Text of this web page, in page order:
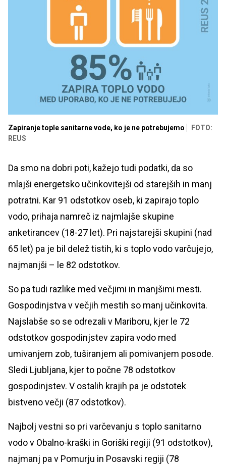
Zapiranje tople sanitarne vode, ko je ne potrebujemo
FOTO:
REUS
Da smo na dobri poti, kažejo tudi podatki, da so
mlajši energetsko učinkovitejši od starejših in manj
potratni. Kar 91 odstotkov oseb, ki zapirajo toplo
vodo, prihaja namreč iz najmlajše skupine
anketirancev (18-27 let). Pri najstarejši skupini (nad
65 let) pa je bil delež tistih, ki s toplo vodo varčujejo,
najmanjši – le 82 odstotkov.
So pa tudi razlike med večjimi in manjšimi mesti.
Gospodinjstva v večjih mestih so manj učinkovita.
Najslabše so se odrezali v Mariboru, kjer le 72
odstotkov gospodinjstev zapira vodo med
umivanjem zob, tuširanjem ali pomivanjem posode.
Sledi Ljubljana, kjer to počne 78 odstotkov
gospodinjstev. V ostalih krajih pa je odstotek
bistveno večji (87 odstotkov).
Najbolj vestni so pri varčevanju s toplo sanitarno
vodo v Obalno-kraški in Goriški regiji (91 odstotkov),
najmanj pa v Pomurju in Posavski regiji (78